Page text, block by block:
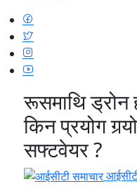
रूसमाथि ड्रोन
किन प्रयोग
सफ्टवेयर ?